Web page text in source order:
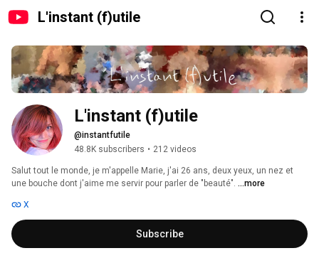
L'instant (f)utile
L'instant (f)utile
@instantfutile
48.8K subscribers • 212 videos
Salut tout le monde, je m'appelle Marie, j'ai 26 ans, deux yeux, un nez et
une bouche dont j'aime me servir pour parler de "beauté". ...more
X
Subscribe